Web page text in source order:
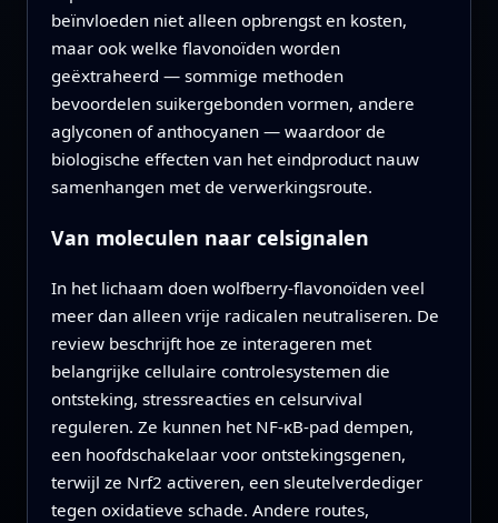
beïnvloeden niet alleen opbrengst en kosten,
maar ook welke flavonoïden worden
geëxtraheerd — sommige methoden
bevoordelen suikergebonden vormen, andere
aglyconen of anthocyanen — waardoor de
biologische effecten van het eindproduct nauw
samenhangen met de verwerkingsroute.
Van moleculen naar celsignalen
In het lichaam doen wolfberry-flavonoïden veel
meer dan alleen vrije radicalen neutraliseren. De
review beschrijft hoe ze interageren met
belangrijke cellulaire controlesystemen die
ontsteking, stressreacties en celsurvival
reguleren. Ze kunnen het NF-κB-pad dempen,
een hoofdschakelaar voor ontstekingsgenen,
terwijl ze Nrf2 activeren, een sleutelverdediger
tegen oxidatieve schade. Andere routes,